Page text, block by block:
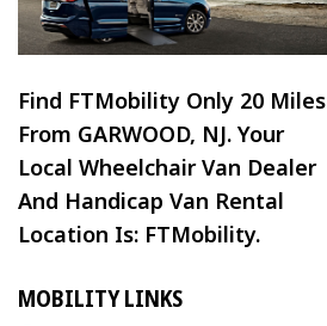
Find FTMobility Only 20 Miles
From GARWOOD, NJ. Your
Local Wheelchair Van Dealer
And Handicap Van Rental
Location Is: FTMobility.
MOBILITY LINKS